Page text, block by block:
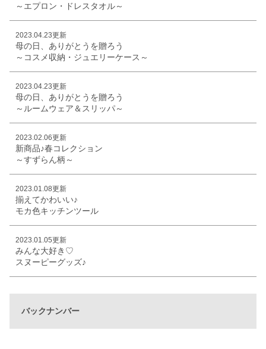
～エプロン・ドレスタオル～
2023.04.23更新
母の日、ありがとうを贈ろう
～コスメ収納・ジュエリーケース～
2023.04.23更新
母の日、ありがとうを贈ろう
～ルームウェア＆スリッパ～
2023.02.06更新
新商品♪春コレクション
～すずらん柄～
2023.01.08更新
揃えてかわいい♪
モカ色キッチンツール
2023.01.05更新
みんな大好き♡
スヌーピーグッズ♪
バックナンバー